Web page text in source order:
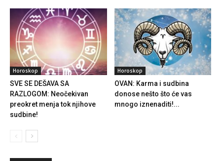
Horoskop
SVE SE DEŠAVA SA
RAZLOGOM: Neočekivan
preokret menja tok njihove
sudbine!
Horoskop
OVAN: Karma i sudbina
donose nešto što će vas
mnogo iznenaditi!...